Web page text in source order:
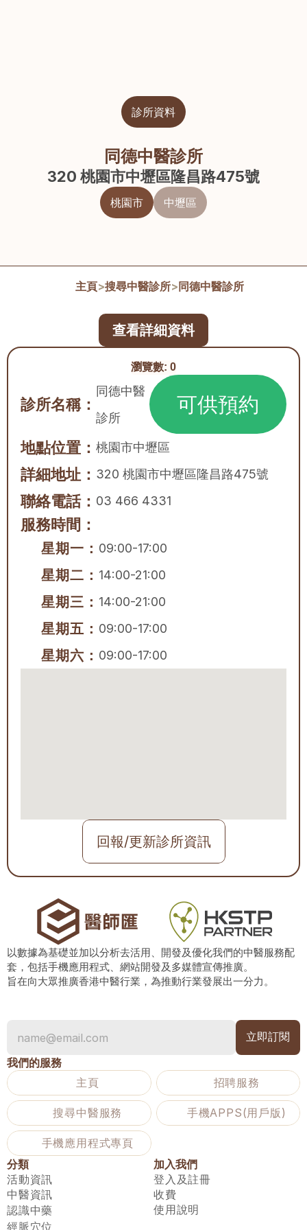
診所資料
同德中醫診所
320 桃園市中壢區隆昌路475號
桃園市 中壢區
主頁>搜尋中醫診所> 同德中醫診所
瀏覽數: 0
診所名稱：
同德中醫
診所
可供預約
地點位置： 桃園市中壢區
詳細地址： 320 桃園市中壢區隆昌路475號
聯絡電話： 03 466 4331
服務時間：
星期一： 09:00-17:00
星期二： 14:00-21:00
星期三： 14:00-21:00
星期五： 09:00-17:00
星期六： 09:00-17:00
回報/更新診所資訊
查看詳細資料
以數據為基礎並加以分析去活用、開發及優化我們的中醫服務配
套，包括手機應用程式、網站開發及多媒體宣傳推廣。
旨在向大眾推廣香港中醫行業，為推動行業發展出一分力。
我們的服務
主頁
招聘服務
搜尋中醫服務 手機APPS(用戶版)
手機應用程式專頁
分類
活動資訊
中醫資訊
認識中藥
經脈穴位
加入我們
登入及註冊
收費
使用說明